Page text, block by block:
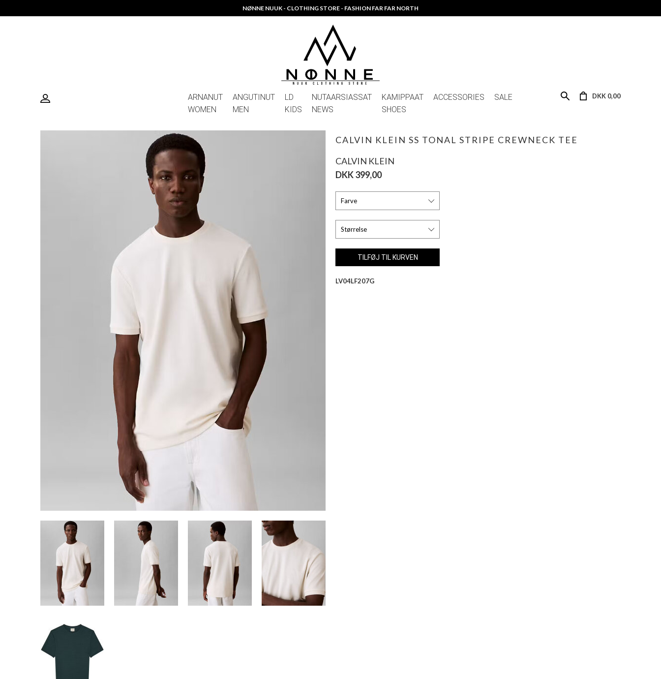
NØNNE NUUK - CLOTHING STORE - FASHION FAR FAR NORTH
ARNANUT
WOMEN
ANGUTINUT
MEN
LD
KIDS
NUTAARSIASSAT
NEWS
KAMIPPAAT
SHOES
ACCESSORIES SALE DKK 0,00
CALVIN KLEIN SS TONAL STRIPE CREWNECK TEE
CALVIN KLEIN
DKK 399,00
LV04LF207G